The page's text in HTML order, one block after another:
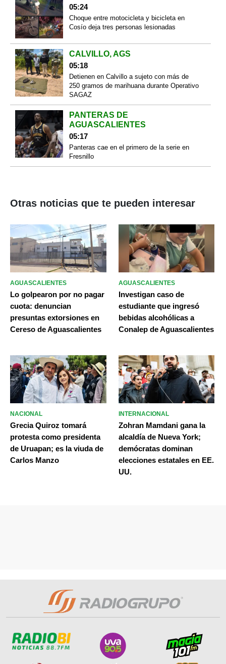
05:24
Choque entre motocicleta y bicicleta en
Cosío deja tres personas lesionadas
CALVILLO, AGS
05:18
Detienen en Calvillo a sujeto con más de
250 gramos de marihuana durante Operativo
SAGAZ
PANTERAS DE
AGUASCALIENTES
05:17
Panteras cae en el primero de la serie en
Fresnillo
Otras noticias que te pueden interesar
AGUASCALIENTES
Lo golpearon por no pagar
cuota: denuncian
presuntas extorsiones en
Cereso de Aguascalientes
AGUASCALIENTES
Investigan caso de
estudiante que ingresó
bebidas alcohólicas a
Conalep de Aguascalientes
NACIONAL
Grecia Quiroz tomará
protesta como presidenta
de Uruapan; es la viuda de
Carlos Manzo
INTERNACIONAL
Zohran Mamdani gana la
alcaldía de Nueva York;
demócratas dominan
elecciones estatales en EE.
UU.